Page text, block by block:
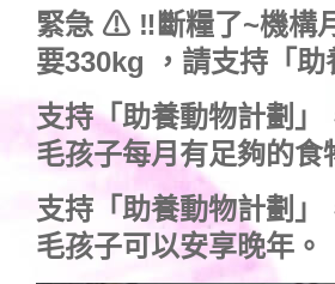
緊急 ⚠ ‼斷糧了~機構
要330kg ， 請支持「助
支持「助養動物計劃」
毛孩子每月有足夠的食
支持 「助養動物計劃」
毛孩子可以安享晚年。